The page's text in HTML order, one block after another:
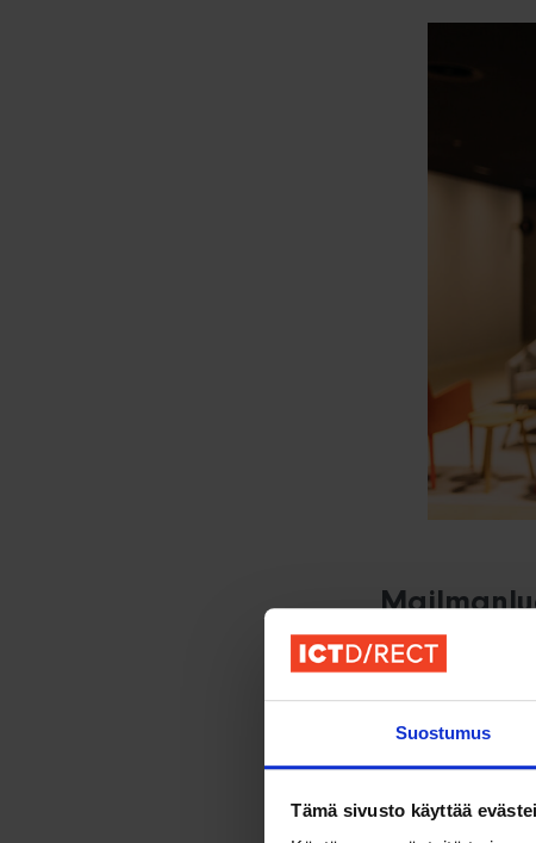
Suostumus
Tämä sivusto käyttää
talentteja.
etsii päivissä